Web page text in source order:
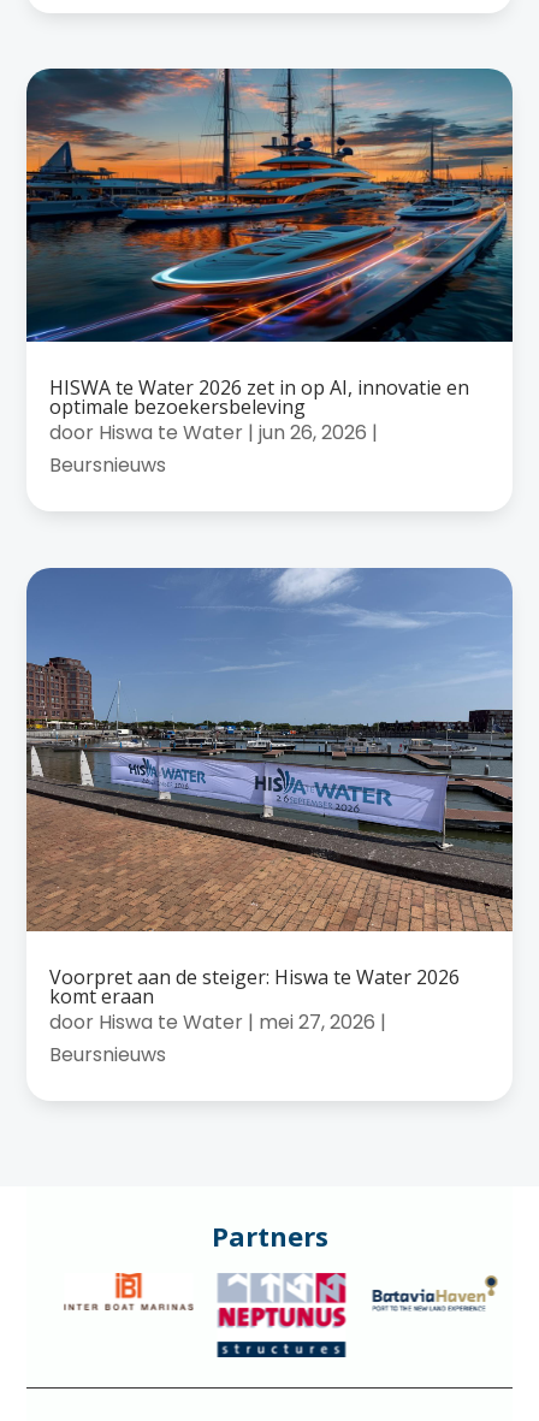
HISWA te Water 2026 zet in op AI, innovatie en
optimale bezoekersbeleving
door Hiswa te Water |jun 26, 2026 |
Beursnieuws
Voorpret aan de steiger: Hiswa te Water 2026
komt eraan
door Hiswa te Water | mei 27, 2026 |
Beursnieuws
Partners